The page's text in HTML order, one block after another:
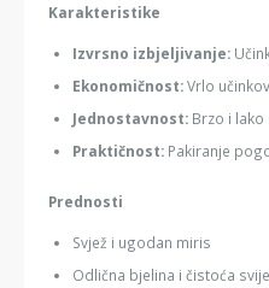
Karakteristike
Izvrsno izbjeljivanje:
Ekonomičnost:Vrlo
Jednostavnost: Brzo i
Praktičnost: Pakiranje
Prednosti
Svjež i ugodan miris
Odlična bjelina i čistoća